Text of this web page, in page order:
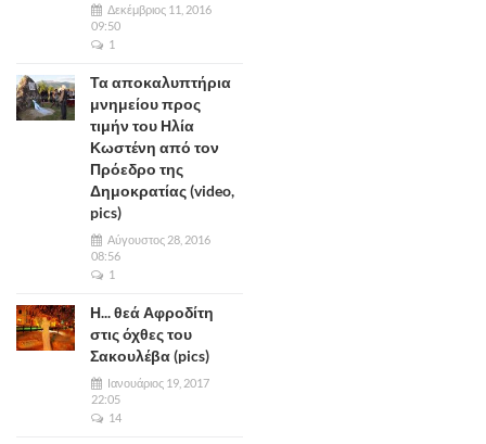
Δεκέμβριος 11, 2016
09:50
1
Τα αποκαλυπτήρια
μνημείου προς
τιμήν του Ηλία
Κωστένη από τον
Πρόεδρο της
Δημοκρατίας (video,
pics)
Αύγουστος 28, 2016
08:56
1
Η... θεά Αφροδίτη
στις όχθες του
Σακουλέβα (pics)
Ιανουάριος 19, 2017
22:05
14